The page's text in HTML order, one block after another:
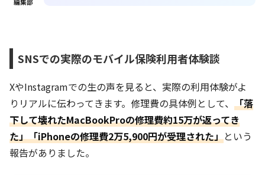
SNSでの実際のモバイル保険利用者体験談
XやInstagramでの生の声を見ると、実際の利用体験がよ
りリアルに伝わってきます。修理費の具体例として、 「落
下して壊れたMacBookProの修理費約15万が返ってき
た」「iPhoneの修理費2万5,900円が受理された」という
報告がありました。